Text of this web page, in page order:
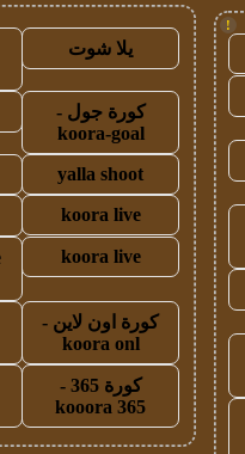
!
يلا شوت
كورة جول -
koora-goal
yalla shoot
koora live
koora live
كورة اون لاين -
koora onl
كورة 365 -
kooora 365